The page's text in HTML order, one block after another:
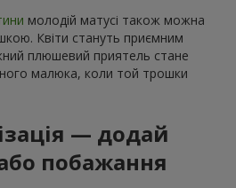
молодій матусі також можна
Квіти стануть приємним
плюшевий приятель стане
малюка, коли той трошки
— додай
побажання